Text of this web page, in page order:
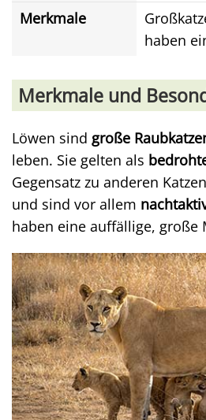
Merkmale
haben
Merkmale und
Löwen sind große
leben. Sie gelten als
Gegensatz zu anderen
und sind vor allem
haben eine auffällige, große